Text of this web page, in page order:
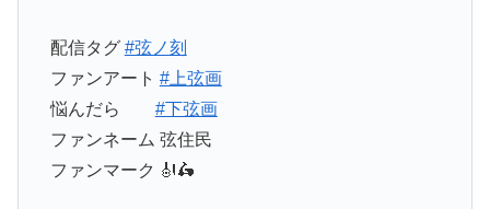
配信タグ #弦ノ刻
ファンアート #上弦画
悩んだら #下弦画
ファンネーム 弦住民
ファンマーク 🎻🛵